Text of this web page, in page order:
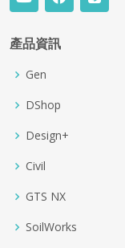
產品資訊
Gen
DShop
Design+
Civil
GTS NX
SoilWorks